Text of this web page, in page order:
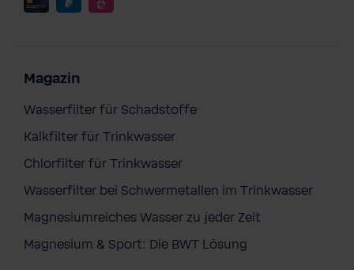
BWT EverDry Sports Overcoat
Magazin
Wasserfilter für Schadstoffe
Kalkfilter für Trinkwasser
Chlorfilter für Trinkwasser
Wasserfilter bei Schwermetallen im Trinkwasser
Magnesiumreiches Wasser zu jeder Zeit
Magnesium & Sport: Die BWT Lösung